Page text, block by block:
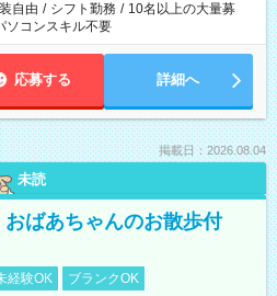
自由 / シフト勤務 / 10名以上の大量募
ソコンスキル不要
応募する 詳細へ
掲載日：2026.08.04
未読
おばあちゃんのお散歩付
経験OK
ブランクOK